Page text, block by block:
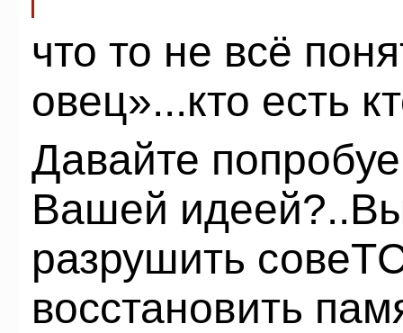
что то не всё
овец»...кто есть
Давайте
Вашей
разрушить
восстановить